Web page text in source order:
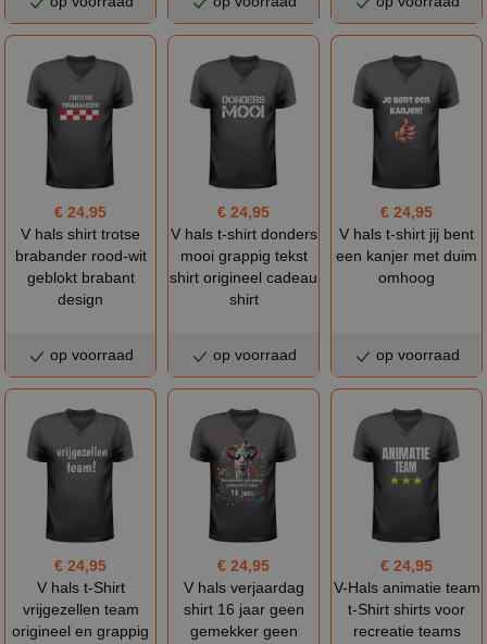
€ 24,95
V hals shirt trotse
brabander rood-wit
geblokt brabant
design
op voorraad
€ 24,95
V hals t-shirt donders
mooi grappig tekst
shirt origineel cadeau
shirt
op voorraad
€ 24,95
V hals t-shirt jij bent
een kanjer met duim
omhoog
op voorraad
€ 24,95
V hals t-Shirt
vrijgezellen team
origineel en grappig
€ 24,95
V hals verjaardag
shirt 16 jaar geen
gemekker geen
€ 24,95
V-Hals animatie team
t-Shirt shirts voor
recreatie teams